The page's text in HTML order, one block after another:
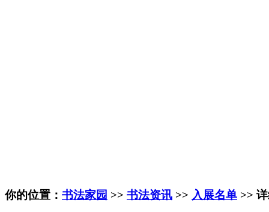
你的位置： 书法家园 >> 书法资讯 >> 入展名单 >>